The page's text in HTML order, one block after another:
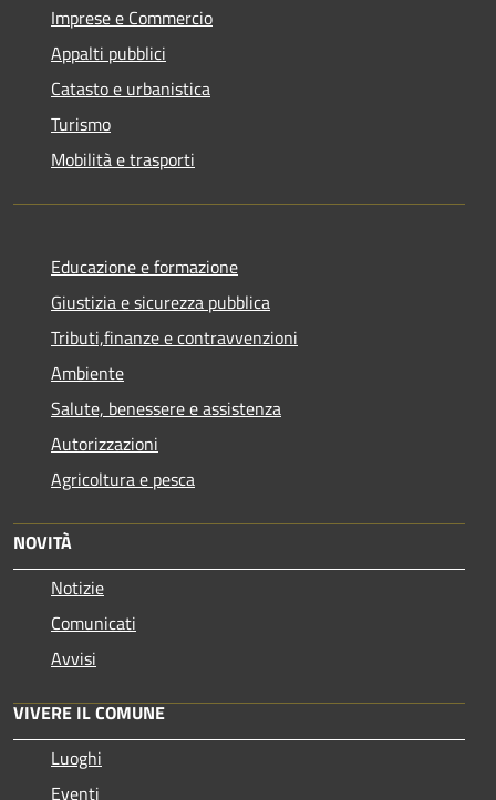
Imprese e Commercio
Appalti pubblici
Catasto e urbanistica
Turismo
Mobilità e trasporti
Educazione e formazione
Giustizia e sicurezza pubblica
Tributi,finanze e contravvenzioni
Ambiente
Salute, benessere e assistenza
Autorizzazioni
Agricoltura e pesca
NOVITÀ
Notizie
Comunicati
Avvisi
VIVERE IL COMUNE
Luoghi
Eventi